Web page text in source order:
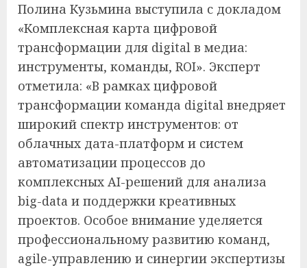
Полина Кузьмина выступила с докладом
«Комплексная карта цифровой
трансформации для digital в медиа:
инструменты, команды, ROI». Эксперт
отметила: «В рамках цифровой
трансформации команда digital внедряет
широкий спектр инструментов: от
облачных дата-платформ и систем
автоматизации процессов до
комплексных AI-решений для анализа
big-data и поддержки креативных
проектов. Особое внимание уделяется
профессиональному развитию команд,
agile-управлению и синергии экспертизы